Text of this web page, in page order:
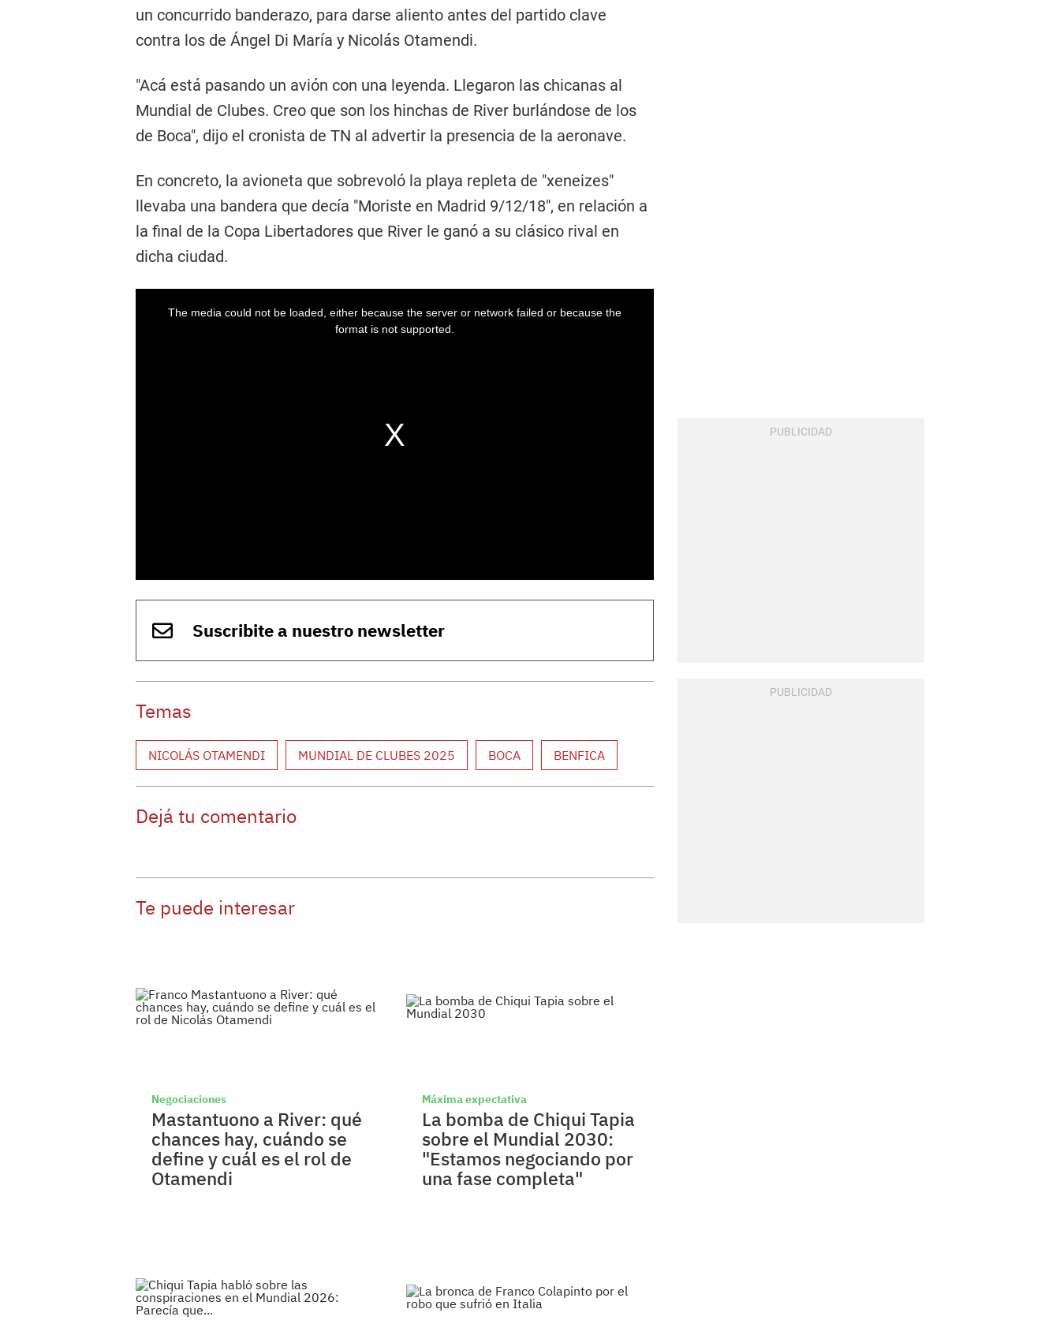
un concurrido banderazo, para darse aliento antes del partido clave
contra los de Ángel Di María y Nicolás Otamendi.
"Acá está pasando un avión con una leyenda. Llegaron las chicanas al
Mundial de Clubes. Creo que son los hinchas de River burlándose de los
de Boca", dijo el cronista de TN al advertir la presencia de la aeronave.
En concreto, la avioneta que sobrevoló la playa repleta de "xeneizes"
llevaba una bandera que decía "Moriste en Madrid 9/12/18", en relación a
la final de la Copa Libertadores que River le ganó a su clásico rival en
dicha ciudad.
Suscribite a nuestro newsletter
Temas
NICOLÁS OTAMENDI MUNDIAL DE CLUBES 2025 BOCA BENFICA
Dejá tu comentario
Te puede interesar
Negociaciones
Mastantuono a River: qué
chances hay, cuándo se
define y cuál es el rol de
Otamendi
Máxima expectativa
La bomba de Chiqui Tapia
sobre el Mundial 2030:
"Estamos negociando por
una fase completa"